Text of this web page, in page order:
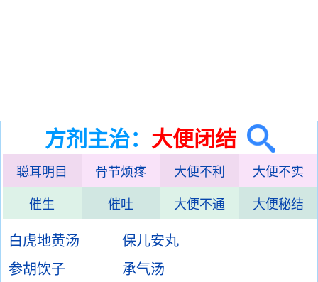
方剂主治： 大便闭结
聪耳明目 骨节烦疼 大便不利 大便不实
催生 催吐 大便不通 大便秘结
白虎地黄汤
保儿安丸
参胡饮子
承气汤